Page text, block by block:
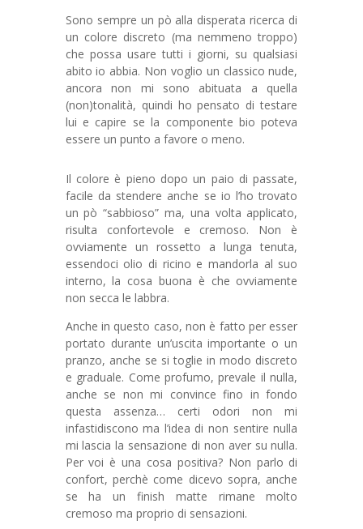
Sono sempre un pò alla disperata ricerca di
un colore discreto (ma nemmeno troppo)
che possa usare tutti i giorni, su qualsiasi
abito io abbia. Non voglio un classico nude,
ancora non mi sono abituata a quella
(non)tonalità, quindi ho pensato di testare
lui e capire se la componente bio poteva
essere un punto a favore o meno.
Il colore è pieno dopo un paio di passate,
facile da stendere anche se io l’ho trovato
un pò “sabbioso” ma, una volta applicato,
risulta confortevole e cremoso. Non è
ovviamente un rossetto a lunga tenuta,
essendoci olio di ricino e mandorla al suo
interno, la cosa buona è che ovviamente
non secca le labbra.
Anche in questo caso, non è fatto per esser
portato durante un’uscita importante o un
pranzo, anche se si toglie in modo discreto
e graduale. Come profumo, prevale il nulla,
anche se non mi convince fino in fondo
questa assenza… certi odori non mi
infastidiscono ma l’idea di non sentire nulla
mi lascia la sensazione di non aver su nulla.
Per voi è una cosa positiva? Non parlo di
confort, perchè come dicevo sopra, anche
se ha un finish matte rimane molto
cremoso ma proprio di sensazioni.